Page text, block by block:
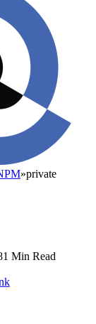
»private
1 Min Read